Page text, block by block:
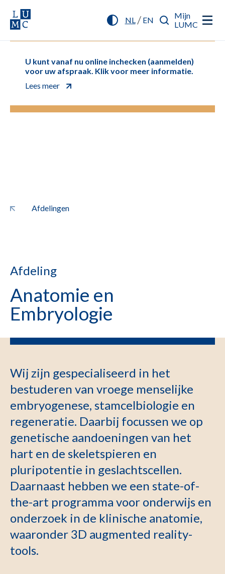
NL/ EN
Mijn
LUMC
U kunt vanaf nu online inchecken (aanmelden)
voor uw afspraak. Klik voor meer informatie.
Lees meer
Afdelingen
Afdeling
Anatomie en
Embryologie
Wij zijn gespecialiseerd in het
bestuderen van vroege menselijke
embryogenese, stamcelbiologie en
regeneratie. Daarbij focussen we op
genetische aandoeningen van het
hart en de skeletspieren en
pluripotentie in geslachtscellen.
Daarnaast hebben we een state-of-
the-art programma voor onderwijs en
onderzoek in de klinische anatomie,
waaronder 3D augmented reality-
tools.